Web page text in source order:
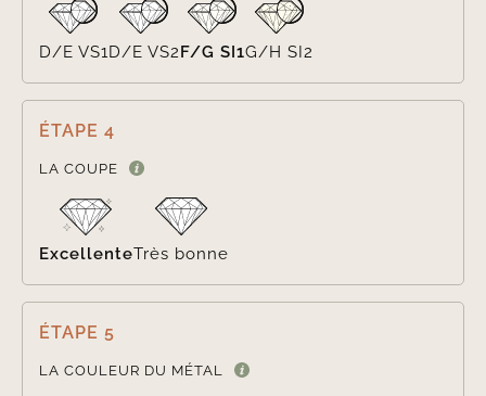
D/E VS1D/E VS2 F/G SI1G/H SI2
ÉTAPE 4
LA COUPE
ExcellenteTrès bonne
ÉTAPE 5
LA COULEUR DU MÉTAL